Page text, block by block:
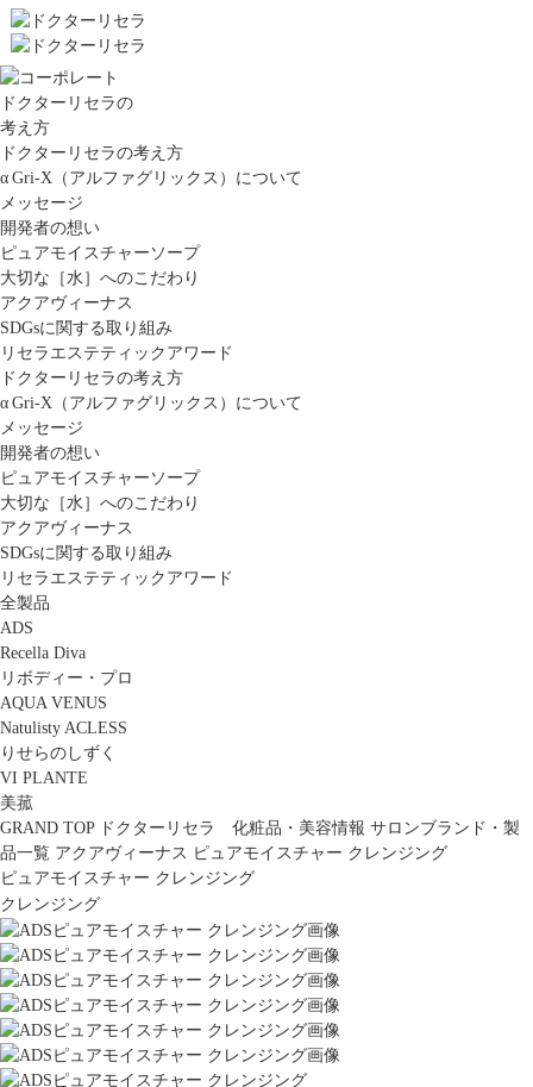
ドクターリセラの
考え方
ドクターリセラの考え方
α Gri-X（アルファグリックス）について
メッセージ
開発者の想い
ピュアモイスチャーソープ
大切な［水］へのこだわり
アクアヴィーナス
SDGsに関する取り組み
リセラエステティックアワード
ドクターリセラの考え方
α Gri-X（アルファグリックス）について
メッセージ
開発者の想い
ピュアモイスチャーソープ
大切な［水］へのこだわり
アクアヴィーナス
SDGsに関する取り組み
リセラエステティックアワード
全製品
ADS
Recella Diva
リボディー・プロ
AQUA VENUS
Natulisty ACLESS
りせらのしずく
VI PLANTE
美菰
GRAND TOP
ドクターリセラ 化粧品・美容情報 サロンブランド・製
品一覧 アクアヴィーナス ピュアモイスチャー クレンジング
ピュアモイスチャー クレンジング
クレンジング